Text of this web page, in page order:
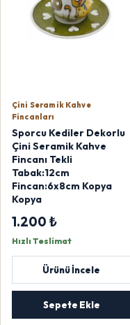
Çini Seramik Kahve
Fincanları
Sporcu Kediler Dekorlu
Çini Seramik Kahve
Fincanı Tekli
Tabak:12cm
Fincan:6x8cm Kopya
Kopya
1.200 ₺
Hızlı Teslimat
Ürünü İncele
Sepete Ekle